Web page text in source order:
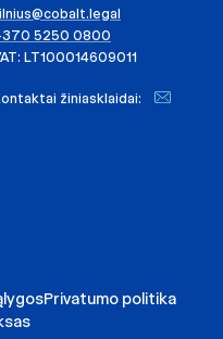
5250 0800
LT100014609011
žiniasklaidai:
Privatumo politika